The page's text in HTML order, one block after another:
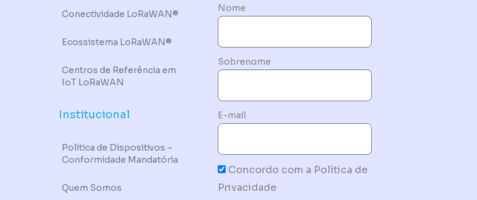
Conectividade LoRaWAN®
Ecossistema LoRaWAN®
Centros de Referência em
IoT LoRaWAN
Institucional
Política de Dispositivos –
Conformidade Mandatória
Quem Somos
Nome
Sobrenome
E-mail
Concordo com a Política de
Privacidade